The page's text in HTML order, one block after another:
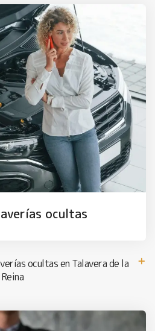
ocultas
ocultas en Talavera de la
Reina